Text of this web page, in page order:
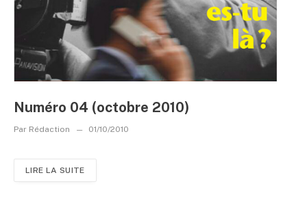
Numéro 04 (octobre 2010)
Par Rédaction 01/10/2010
LIRE LA SUITE